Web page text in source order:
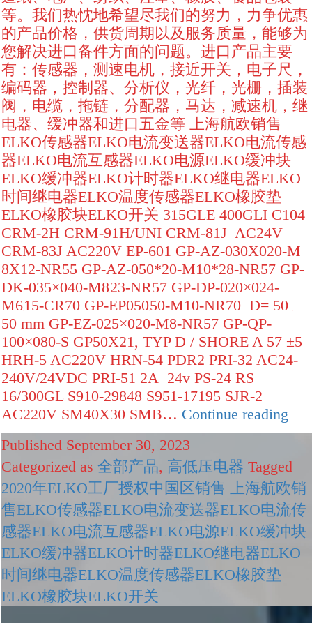
等。我们热忱地希望尽我们的努力，力争优惠
的产品价格，供货周期以及服务质量，能够为
您解决进口备件方面的问题。进口产品主要
有：传感器，测速电机，接近开关，电子尺，
编码器，控制器、分析仪，光纤，光栅，插装
阀，电缆，拖链，分配器，马达，减速机，继
电器、缓冲器和进口五金等 上海航欧销售
ELKO传感器ELKO电流变送器ELKO电流传感
器ELKO电流互感器ELKO电源ELKO缓冲块
ELKO缓冲器ELKO计时器ELKO继电器ELKO
时间继电器ELKO温度传感器ELKO橡胶垫
ELKO橡胶块ELKO开关 315GLE 400GLI C104
CRM-2H CRM-91H/UNI CRM-81J AC24V
CRM-83J AC220V EP-601 GP-AZ-030X020-M
8X12-NR55 GP-AZ-050*20-M10*28-NR57 GP-
DK-035×040-M8x23-NR57 GP-DP-020×024-
M6x15-CR70 GP-EP050x50-M10-NR70 D= 50 x
50 mm GP-EZ-025×020-M8-NR57 GP-QP-
100×080-S GP50X21, TYP D / SHORE A 57 ±5
HRH-5 AC220V HRN-54 PDR2 PRI-32 AC24-
240V/24VDC PRI-51 2A 24v PS-24 RS
16/300GL S910-29848 S951-17195 SJR-2
AC220V SM40X30 SMB… Continue reading
年
工
厂
授
权
中
国
售
Published September 30, 2023
Categorized as 全部产品, 高低压电器 Tagged
2020年ELKO工厂授权中国区销售 上海航欧销
售ELKO传感器ELKO电流变送器ELKO电流传
感器ELKO电流互感器ELKO电源ELKO缓冲块
ELKO缓冲器ELKO计时器ELKO继电器ELKO
时间继电器ELKO温度传感器ELKO橡胶垫
ELKO橡胶块ELKO开关